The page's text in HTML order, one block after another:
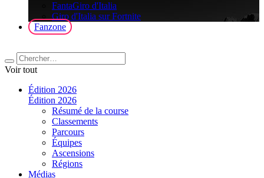
FantaGiro d'Italia
Giro d'Italia sur Fortnite
Fanzone
Voir tout
Édition 2026
Édition 2026
Résumé de la course
Classements
Parcours
Équipes
Ascensions
Régions
Médias